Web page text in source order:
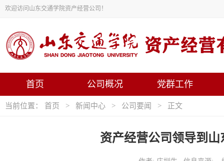
欢迎访问山东交通学院资产经营公司！
首页 公司概况 党群工作
当前位置： 首页 > 新闻中心 > 公司要闻 > 正文
资产经营公司领导到